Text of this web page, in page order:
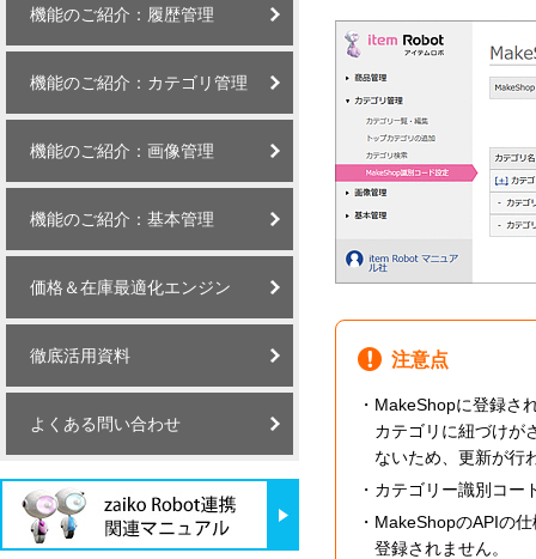
機能のご紹介：履歴管理
機能のご紹介：カテゴリ管理
機能のご紹介：画像管理
機能のご紹介：基本管理
価格＆在庫最適化エンジン
徹底活用資料
よくある問い合わせ
注意点
MakeShopに登録さ
カテゴリに紐づけが
ないため、更新が行
カテゴリー識別コー
MakeShopのAPIの
登録されません。